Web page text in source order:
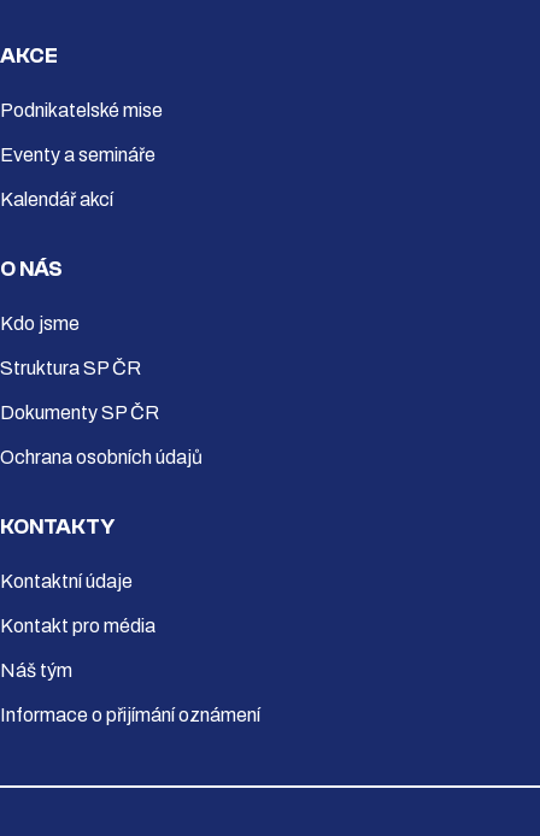
AKCE
Podnikatelské mise
Eventy a semináře
Kalendář akcí
O NÁS
Kdo jsme
Struktura SP ČR
Dokumenty SP ČR
Ochrana osobních údajů
KONTAKTY
Kontaktní údaje
Kontakt pro média
Náš tým
Informace o přijímání oznámení